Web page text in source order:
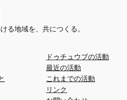
る地域を、共につくる。
ドゥチュウブの活動
最近の活動
これまでの活動
リンク